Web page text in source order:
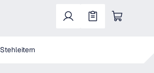
Warenkorb enthält 0 Positionen. Der
Stehleitern